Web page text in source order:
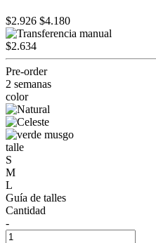
$2.926 $4.180
$2.634
Pre-order
2 semanas
color
talle
S
M
L
Guía de talles
Cantidad
-